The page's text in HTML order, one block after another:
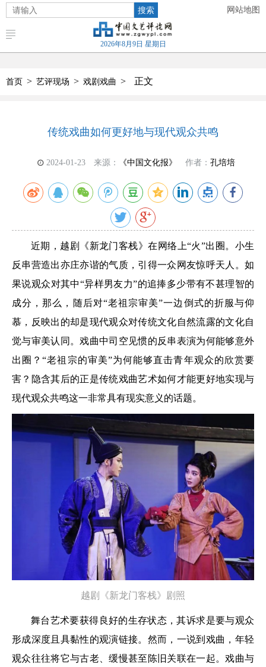
搜索 网站地图
2026年8月9日 星期日
首页 > 艺评现场 > 戏剧戏曲 > 正文
传统戏曲如何更好地与现代观众共鸣
2024-01-23 来源： 《中国文化报》 作者： 孔培培
近期，越剧《新龙门客栈》在网络上“火”出圈。小生
反串营造出亦庄亦谐的气质，引得一众网友惊呼天人。如
果说观众对其中“异样男友力”的追捧多少带有不甚理智的
成分，那么，随后对“老祖宗审美”一边倒式的折服与仰
慕，反映出的却是现代观众对传统文化自然流露的文化自
觉与审美认同。戏曲中司空见惯的反串表演为何能够意外
出圈？“老祖宗的审美”为何能够直击青年观众的欣赏要
害？隐含其后的正是传统戏曲艺术如何才能更好地实现与
现代观众共鸣这一非常具有现实意义的话题。
越剧《新龙门客栈》剧照
舞台艺术要获得良好的生存状态，其诉求是要与观众
形成深度且具黏性的观演链接。然而，一说到戏曲，年轻
观众往往将它与古老、缓慢甚至陈旧关联在一起。戏曲与